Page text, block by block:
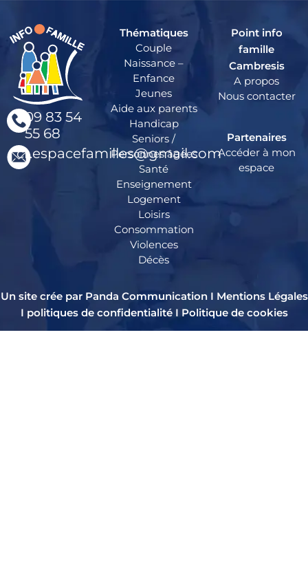
09 83 54
55 68
cr.espacefamilles@gmail.com
Thématiques
Couple
Naissance –
Enfance
Jeunes
Aide aux parents
Handicap
Seniors /
Personnes âgées
Santé
Enseignement
Logement
Loisirs
Consommation
Violences
Décès
Point info
famille
Cambresis
A propos
Nous contacter
Partenaires
Accéder à mon
espace
Un site crée par Panda Communication I Mentions Légales
I politiques de confidentialitéI Politique de cookies